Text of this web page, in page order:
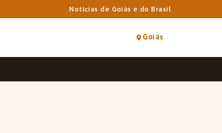
Notícias de Goiás e do Brasil
Goiás